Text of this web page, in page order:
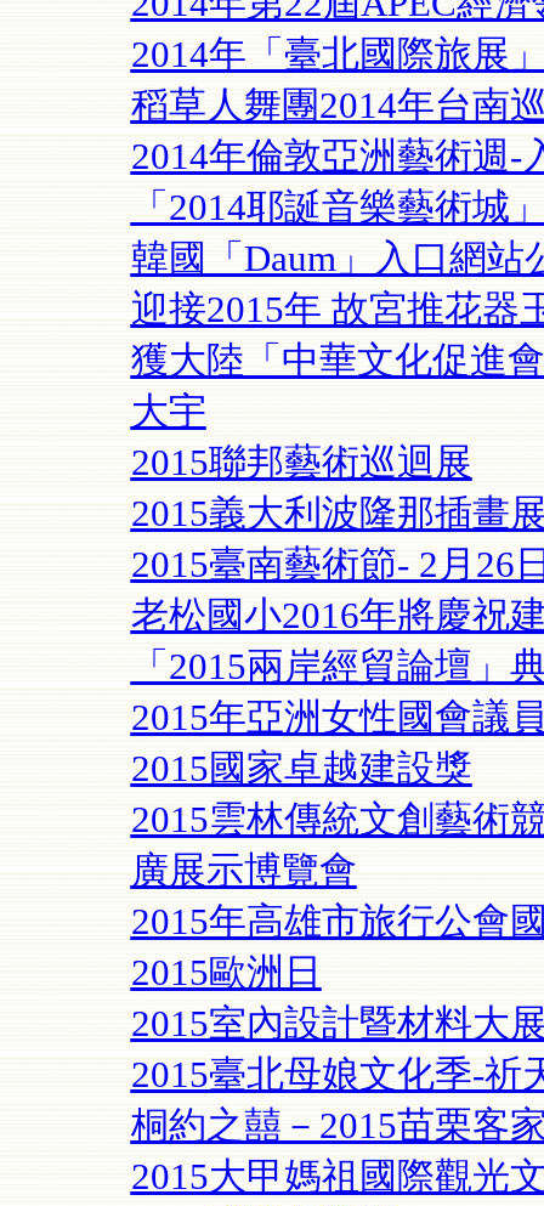
2014年「臺北國際旅展
稻草人舞團2014年台南
2014年倫敦亞洲藝術週-
「2014耶誕音樂藝術城
韓國「Daum」入口網站
迎接2015年 故宮推花器
獲大陸「中華文化促進
大宇
2015聯邦藝術巡迴展
2015義大利波隆那插畫
2015臺南藝術節- 2月26
老松國小2016年將慶祝
「2015兩岸經貿論壇」
2015年亞洲女性國會議
2015國家卓越建設獎
2015雲林傳統文創藝術
廣展示博覽會
2015年高雄市旅行公會
2015歐洲日
2015室內設計暨材料大
2015臺北母娘文化季-祈
桐約之囍－2015苗栗客
2015大甲媽祖國際觀光